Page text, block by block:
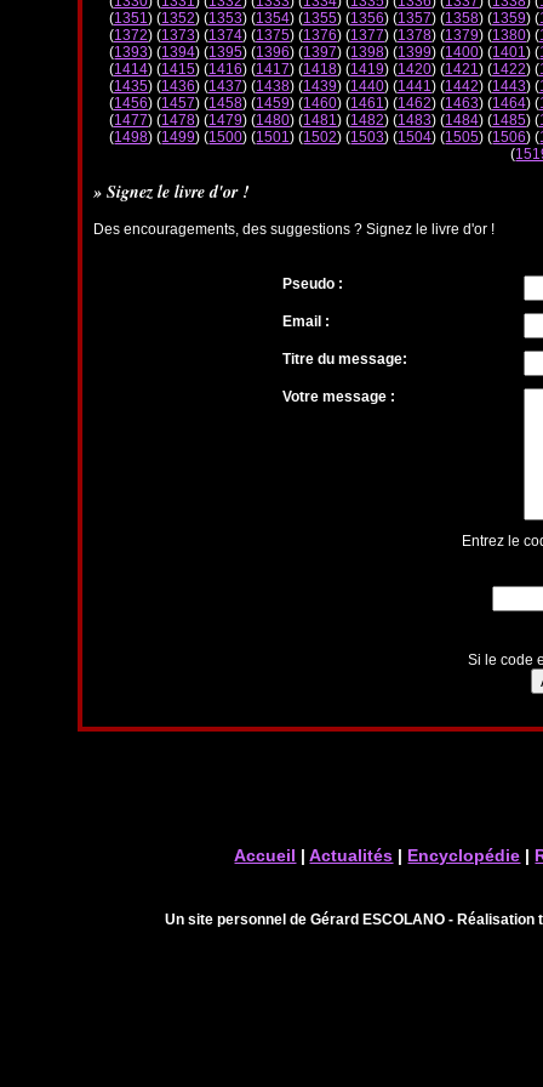
(1351) (1352) (1353) (1354) (1355) (1356) (1357) (1358) (1359) (
(1372) (1373) (1374) (1375) (1376) (1377) (1378) (1379) (1380) (
(1393) (1394) (1395) (1396) (1397) (1398) (1399) (1400) (1401) (
(1414) (1415) (1416) (1417) (1418) (1419) (1420) (1421) (1422) (
(1435) (1436) (1437) (1438) (1439) (1440) (1441) (1442) (1443) (
(1456) (1457) (1458) (1459) (1460) (1461) (1462) (1463) (1464) (
(1477) (1478) (1479) (1480) (1481) (1482) (1483) (1484) (1485) (
(1498) (1499) (1500) (1501) (1502) (1503) (1504) (1505) (1506) (
(
» Signez le livre d'or !
Des encouragements, des suggestions ? Signez le livre d'or !
Pseudo :
Email :
Titre du message:
Votre message :
Entrez le
Si le code
Accueil |Actualités | Encyclopédie |
Un site personnel de Gérard ESCOLANO -